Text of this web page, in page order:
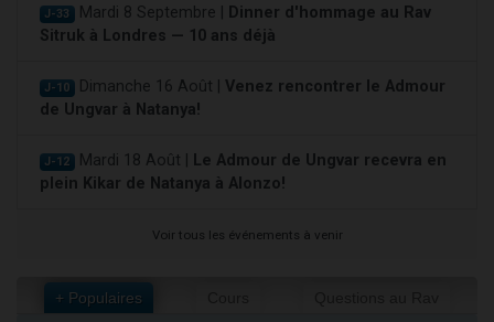
J-33 Mardi 8 Septembre |
Dinner d'hommage au Rav
Sitruk à Londres — 10 ans déjà
J-10 Dimanche 16 Août | Venez rencontrer le Admour
de Ungvar à Natanya!
J-12 Mardi 18 Août |
Le Admour de Ungvar recevra en
plein Kikar de Natanya à Alonzo!
Voir tous les événements à venir
+ Populaires